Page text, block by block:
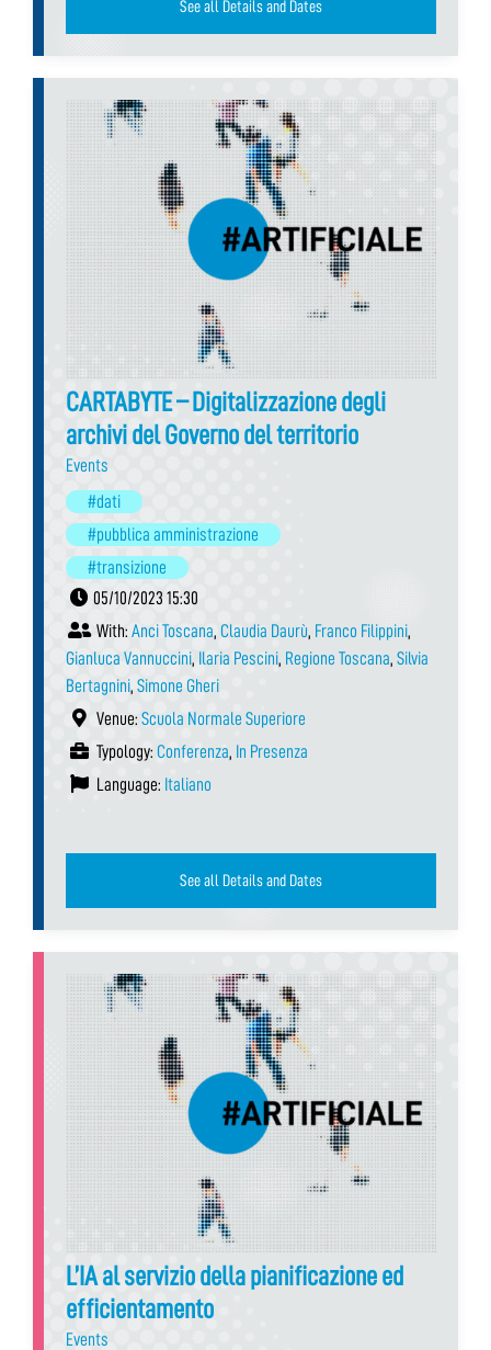
See all Details and Dates
CARTABYTE – Digitalizzazione degli
archivi del Governo del territorio
Events
#dati
#pubblica amministrazione
#transizione
05/10/2023 15:30
With: Anci Toscana, Claudia Daurù, Franco Filippini,
Gianluca Vannuccini, Ilaria Pescini, Regione Toscana, Silvia
Bertagnini, Simone Gheri
Venue: Scuola Normale Superiore
Typology: Conferenza, In Presenza
Language: Italiano
See all Details and Dates
L’IA al servizio della pianificazione ed
efficientamento
Events